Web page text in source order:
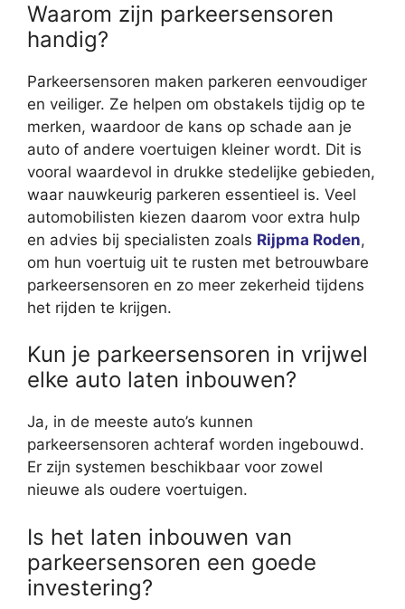
Waarom zijn parkeersensoren
handig?
Parkeersensoren maken parkeren eenvoudiger
en veiliger. Ze helpen om obstakels tijdig op te
merken, waardoor de kans op schade aan je
auto of andere voertuigen kleiner wordt. Dit is
vooral waardevol in drukke stedelijke gebieden,
waar nauwkeurig parkeren essentieel is. Veel
automobilisten kiezen daarom voor extra hulp
en advies bij specialisten zoals Rijpma Roden,
om hun voertuig uit te rusten met betrouwbare
parkeersensoren en zo meer zekerheid tijdens
het rijden te krijgen.
Kun je parkeersensoren in vrijwel
elke auto laten inbouwen?
Ja, in de meeste auto’s kunnen
parkeersensoren achteraf worden ingebouwd.
Er zijn systemen beschikbaar voor zowel
nieuwe als oudere voertuigen.
Is het laten inbouwen van
parkeersensoren een goede
investering?